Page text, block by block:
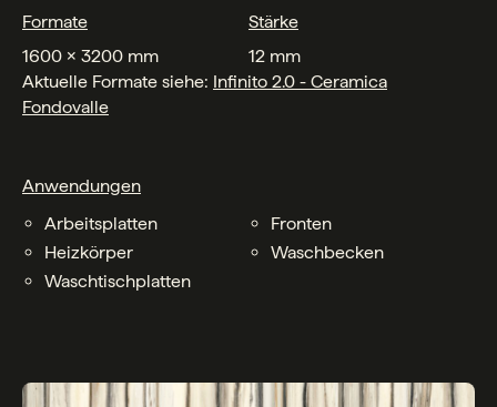
Formate
Stärke
1600 x 3200 mm
12 mm
Aktuelle Formate siehe: Infinito 2.0 - Ceramica
Fondovalle
Anwendungen
Arbeitsplatten
Fronten
Heizkörper
Waschbecken
Waschtischplatten